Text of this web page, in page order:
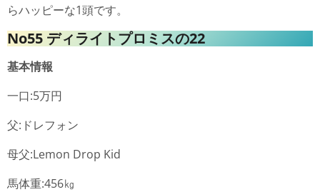
らハッピーな1頭です。
No55 ディライトプロミスの22
基本情報
一口:5万円
父:ドレフォン
母父:Lemon Drop Kid
馬体重:456㎏